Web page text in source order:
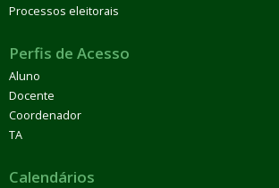
Processos eleitorais
Perfis de Acesso
Aluno
Docente
Coordenador
TA
Calendários